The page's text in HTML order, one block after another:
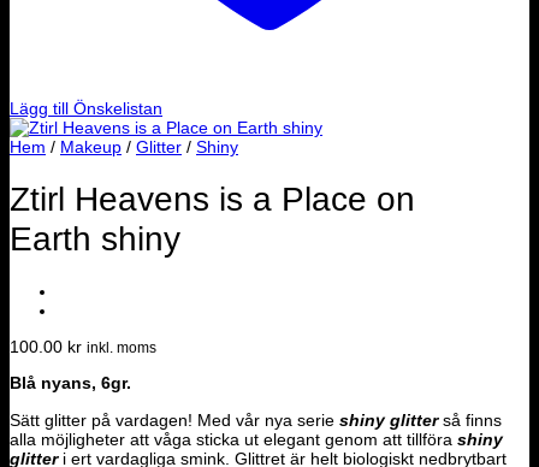
Lägg till Önskelistan
Hem / Makeup / Glitter / Shiny
Ztirl Heavens is a Place on
Earth shiny
100.00 kr inkl. moms
Blå nyans, 6gr.
Sätt glitter på vardagen! Med vår nya serie shiny glitterså finns
alla möjligheter att våga sticka ut elegant genom att tillföra shiny
glitteri ert vardagliga smink. Glittret är helt biologiskt nedbrytbart